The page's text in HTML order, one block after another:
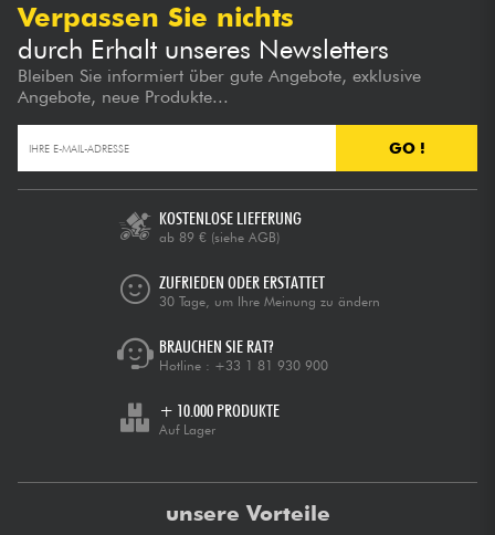
Verpassen Sie nichts
durch Erhalt unseres Newsletters
Bleiben Sie informiert über gute Angebote, exklusive
Angebote, neue Produkte...
GO !
KOSTENLOSE LIEFERUNG
ab 89 € (siehe AGB)
ZUFRIEDEN ODER ERSTATTET
30 Tage, um Ihre Meinung zu ändern
BRAUCHEN SIE RAT?
Hotline : +33 1 81 930 900
+ 10.000 PRODUKTE
Auf Lager
unsere Vorteile